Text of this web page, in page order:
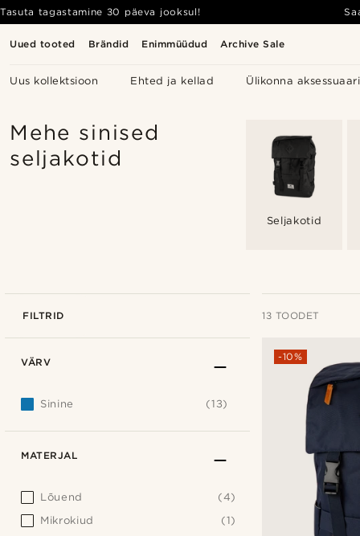
Uued tooted Brändid Enimmüüdud Archive Sale
Uus kollektsioon Ehted ja kellad Ülikonna
Tasuta tagastamine 30 päeva jooksul!
Mehe sinised
seljakotid
Seljakotid
FILTRID 13 TOODET
-10%
VÄRV
Sinine (13)
MATERJAL
Lõuend
(4)
Mikrokiud
(1)